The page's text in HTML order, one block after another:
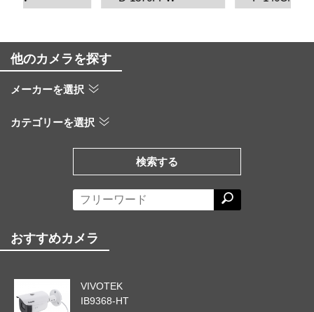
他のカメラを探す
メーカーを選択
カテゴリーを選択
検索する
おすすめカメラ
VIVOTEK
IB9368-HT